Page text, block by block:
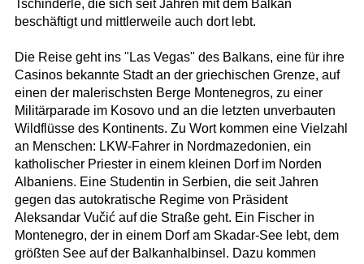
Tschinderle, die sich seit Jahren mit dem Balkan
beschäftigt und mittlerweile auch dort lebt.
Die Reise geht ins "Las Vegas" des Balkans, eine für ihre
Casinos bekannte Stadt an der griechischen Grenze, auf
einen der malerischsten Berge Montenegros, zu einer
Militärparade im Kosovo und an die letzten unverbauten
Wildflüsse des Kontinents. Zu Wort kommen eine Vielzahl
an Menschen: LKW-Fahrer in Nordmazedonien, ein
katholischer Priester in einem kleinen Dorf im Norden
Albaniens. Eine Studentin in Serbien, die seit Jahren
gegen das autokratische Regime von Präsident
Aleksandar Vučić auf die Straße geht. Ein Fischer in
Montenegro, der in einem Dorf am Skadar-See lebt, dem
größten See auf der Balkanhalbinsel. Dazu kommen